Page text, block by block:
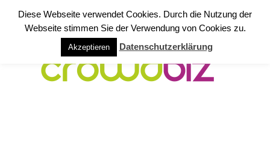
Diese Webseite verwendet Cookies. Durch die Nutzung der
Webseite stimmen Sie der Verwendung von Cookies zu.
Akzeptieren Datenschutzerklärung